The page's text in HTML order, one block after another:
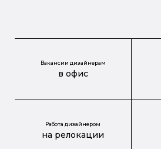
Вакансии дизайнерам
в офис
Работа дизайнером
на релокации